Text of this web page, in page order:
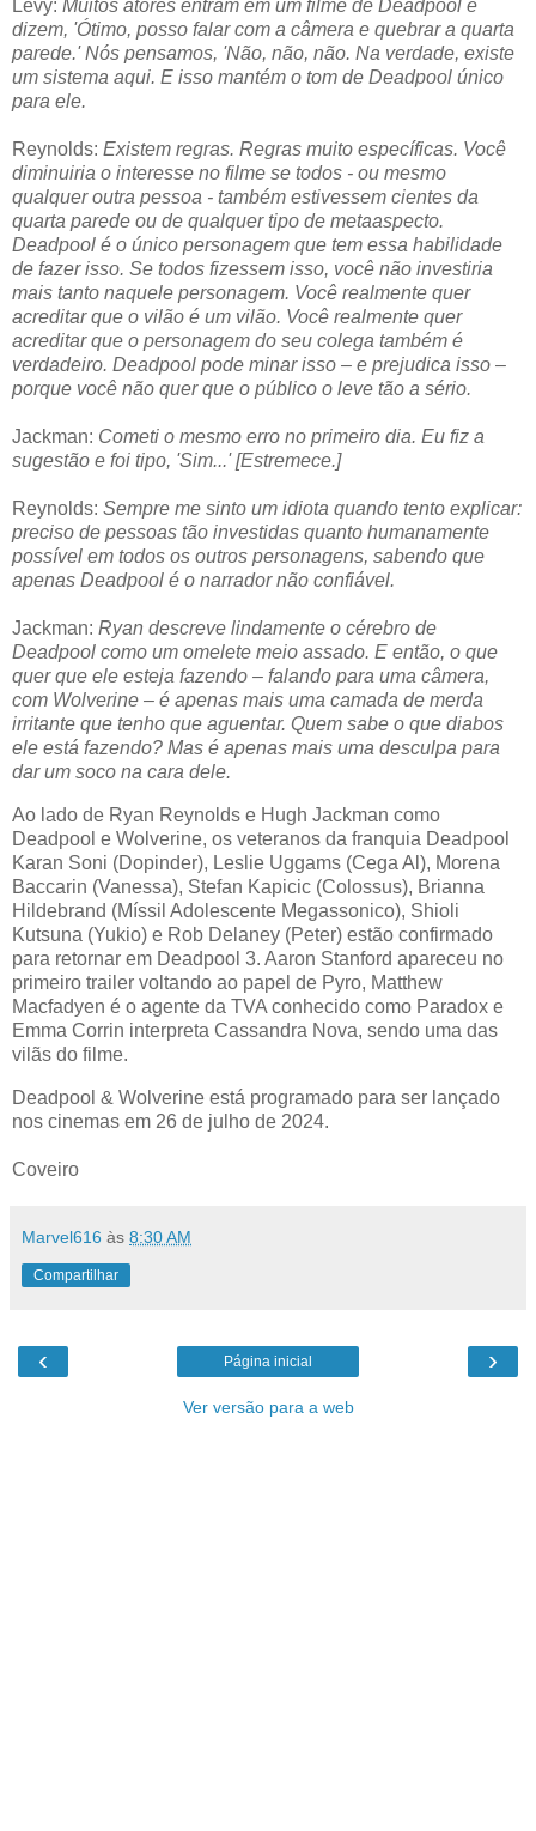
Levy: Muitos atores entram em um filme de Deadpool e
dizem, 'Ótimo, posso falar com a câmera e quebrar a quarta
parede.' Nós pensamos, 'Não, não, não. Na verdade, existe
um sistema aqui. E isso mantém o tom de Deadpool único
para ele.
Reynolds: Existem regras. Regras muito específicas. Você
diminuiria o interesse no filme se todos - ou mesmo
qualquer outra pessoa - também estivessem cientes da
quarta parede ou de qualquer tipo de metaaspecto.
Deadpool é o único personagem que tem essa habilidade
de fazer isso. Se todos fizessem isso, você não investiria
mais tanto naquele personagem. Você realmente quer
acreditar que o vilão é um vilão. Você realmente quer
acreditar que o personagem do seu colega também é
verdadeiro. Deadpool pode minar isso – e prejudica isso –
porque você não quer que o público o leve tão a sério.
Jackman: Cometi o mesmo erro no primeiro dia. Eu fiz a
sugestão e foi tipo, 'Sim...' [Estremece.]
Reynolds: Sempre me sinto um idiota quando tento explicar:
preciso de pessoas tão investidas quanto humanamente
possível em todos os outros personagens, sabendo que
apenas Deadpool é o narrador não confiável.
Jackman: Ryan descreve lindamente o cérebro de
Deadpool como um omelete meio assado. E então, o que
quer que ele esteja fazendo – falando para uma câmera,
com Wolverine – é apenas mais uma camada de merda
irritante que tenho que aguentar. Quem sabe o que diabos
ele está fazendo? Mas é apenas mais uma desculpa para
dar um soco na cara dele.
Ao lado de Ryan Reynolds e Hugh Jackman como
Deadpool e Wolverine, os veteranos da franquia Deadpool
Karan Soni (Dopinder), Leslie Uggams (Cega Al), Morena
Baccarin (Vanessa), Stefan Kapicic (Colossus), Brianna
Hildebrand (Míssil Adolescente Megassonico), Shioli
Kutsuna (Yukio) e Rob Delaney (Peter) estão confirmado
para retornar em Deadpool 3. Aaron Stanford apareceu no
primeiro trailer voltando ao papel de Pyro, Matthew
Macfadyen é o agente da TVA conhecido como Paradox e
Emma Corrin interpreta Cassandra Nova, sendo uma das
vilãs do filme.
Deadpool & Wolverine está programado para ser lançado
nos cinemas em 26 de julho de 2024.
Coveiro
Marvel616 às 8:30 AM
Compartilhar
‹ ›
Página inicial
Ver versão para a web